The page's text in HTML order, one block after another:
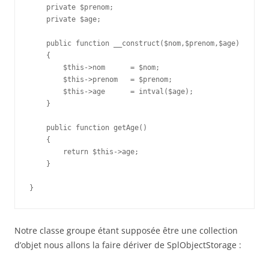
    private $prenom;
    private $age;
    public function __construct($nom,$prenom,$age)
    {
        $this->nom      = $nom;
        $this->prenom   = $prenom;
        $this->age      = intval($age);
    }
    public function getAge()
    {
        return $this->age;
    }
Notre classe groupe étant supposée être une collection
d’objet nous allons la faire dériver de SplObjectStorage :